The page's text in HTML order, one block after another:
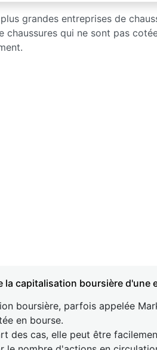
grandes entreprises de
chaussures qui ne sont pas
la capitalisation boursière d'une
boursière, parfois appelée
en bourse.
des cas, elle peut être